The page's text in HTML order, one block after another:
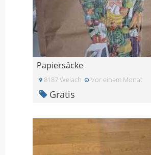
Papiersäcke
8187 Weiach Vor einem Monat
Gratis